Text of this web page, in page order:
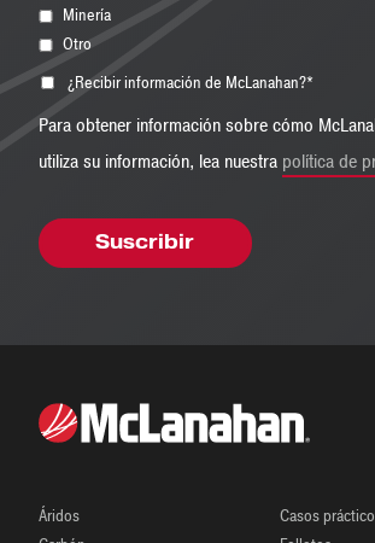
Minería
Otro
¿Recibir información de McLanahan?*
Para obtener información sobre cómo
utiliza su información, lea nuestra política de
Áridos
Casos